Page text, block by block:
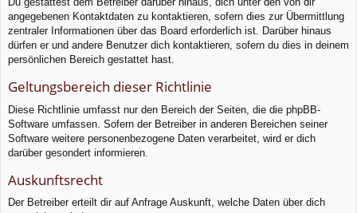
angegebenen Kontaktdaten zu kontaktieren, sofern dies zur Übermittlung
zentraler Informationen über das Board erforderlich ist. Darüber hinaus
dürfen er und andere Benutzer dich kontaktieren, sofern du dies in deinem
persönlichen Bereich gestattet hast.
Geltungsbereich dieser Richtlinie
Diese Richtlinie umfasst nur den Bereich der Seiten, die die phpBB-
Software umfassen. Sofern der Betreiber in anderen Bereichen seiner
Software weitere personenbezogene Daten verarbeitet, wird er dich
darüber gesondert informieren.
Auskunftsrecht
Der Betreiber erteilt dir auf Anfrage Auskunft, welche Daten über dich